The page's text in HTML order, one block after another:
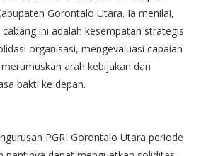
Gorontalo Utara. Ia menilai,
ini adalah kesempatan strategis
organisasi, mengevaluasi capaian
arah kebijakan dan
bakti ke depan.
PGRI Gorontalo Utara periode